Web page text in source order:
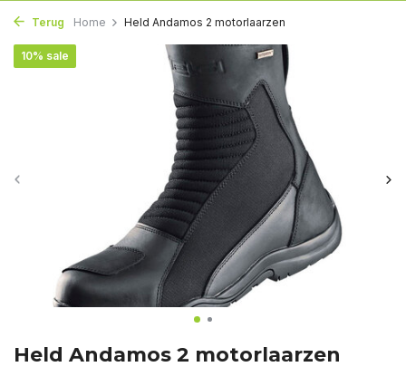
Terug Home Held Andamos 2 motorlaarzen
Held Andamos 2 motorlaarzen
10% sale